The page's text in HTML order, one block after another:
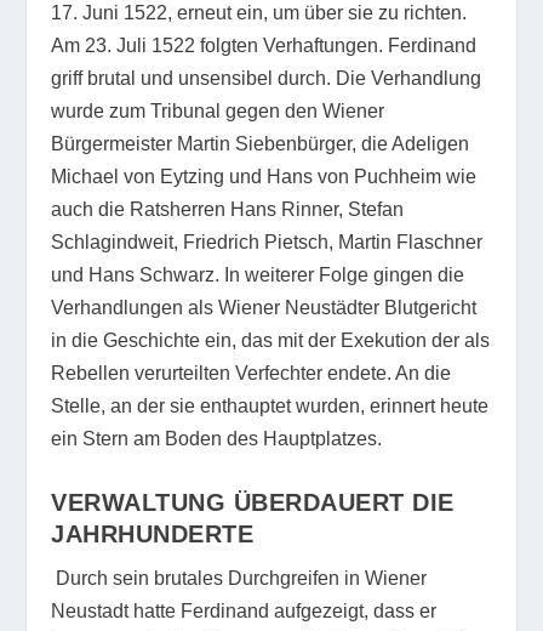
17. Juni 1522, erneut ein, um über sie zu richten.
Am 23. Juli 1522 folgten Verhaftungen. Ferdinand
griff brutal und unsensibel durch. Die Verhandlung
wurde zum Tribunal gegen den Wiener
Bürgermeister Martin Siebenbürger, die Adeligen
Michael von Eytzing und Hans von Puchheim wie
auch die Ratsherren Hans Rinner, Stefan
Schlagindweit, Friedrich Pietsch, Martin Flaschner
und Hans Schwarz. In weiterer Folge gingen die
Verhandlungen als Wiener Neustädter Blutgericht
in die Geschichte ein, das mit der Exekution der als
Rebellen verurteilten Verfechter endete. An die
Stelle, an der sie enthauptet wurden, erinnert heute
ein Stern am Boden des Hauptplatzes.
VERWALTUNG ÜBERDAUERT DIE
JAHRHUNDERTE
Durch sein brutales Durchgreifen in Wiener
Neustadt hatte Ferdinand aufgezeigt, dass er